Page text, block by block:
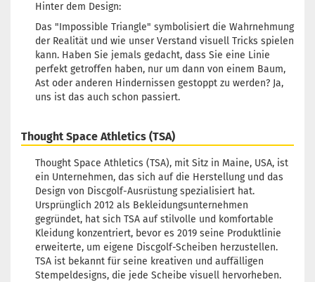
Hinter dem Design:
Das "Impossible Triangle" symbolisiert die Wahrnehmung
der Realität und wie unser Verstand visuell Tricks spielen
kann. Haben Sie jemals gedacht, dass Sie eine Linie
perfekt getroffen haben, nur um dann von einem Baum,
Ast oder anderen Hindernissen gestoppt zu werden? Ja,
uns ist das auch schon passiert.
Thought Space Athletics (TSA)
Thought Space Athletics (TSA), mit Sitz in Maine, USA, ist
ein Unternehmen, das sich auf die Herstellung und das
Design von Discgolf-Ausrüstung spezialisiert hat.
Ursprünglich 2012 als Bekleidungsunternehmen
gegründet, hat sich TSA auf stilvolle und komfortable
Kleidung konzentriert, bevor es 2019 seine Produktlinie
erweiterte, um eigene Discgolf-Scheiben herzustellen.
TSA ist bekannt für seine kreativen und auffälligen
Stempeldesigns, die jede Scheibe visuell hervorheben.